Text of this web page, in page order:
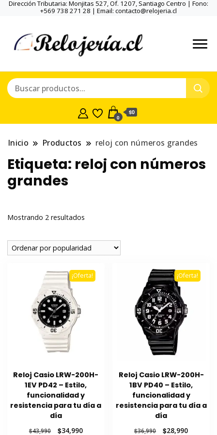
Dirección Tributaria: Monjitas 527, Of. 1207, Santiago Centro | Fono:
+569 738 271 28 | Email: contacto@relojeria.cl
0
$0
Inicio Productos reloj con números grandes
Etiqueta: reloj con números
grandes
Mostrando 2 resultados
popularidad
¡Oferta!
Reloj Casio LRW-200H-
1EV PD42 – Estilo,
funcionalidad y
resistencia para tu día a
día
$43,990 $34,990El
¡Oferta!
Reloj Casio LRW-200H-
1BV PD40 – Estilo,
funcionalidad y
resistencia para tu día a
día
$36,990
El$28,990El